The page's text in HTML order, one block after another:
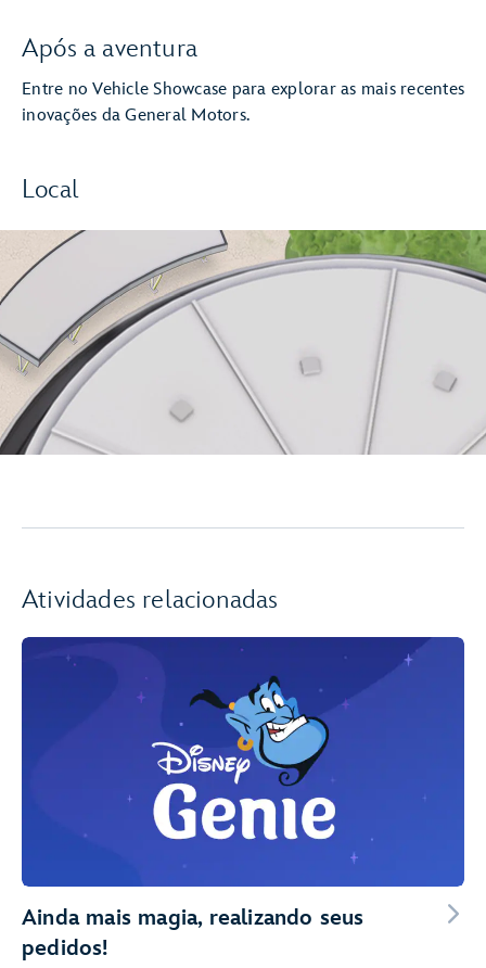
Após a aventura
Entre no Vehicle Showcase para explorar as mais recentes
inovações da General Motors.
Local
Atividades relacionadas
Ainda mais magia, realizando seus
pedidos!